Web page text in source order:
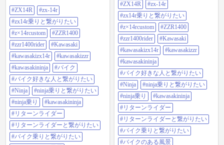
→清流の里かすお→Ｋ15 粕尾峠→
いろは坂→中禅寺湖→金精峠→芳
味亭→利根沼田望郷ライン→赤城
インター。 昨夜、芳味亭のからあ
げがどうしても食べたい！ 今市周
りで日光はめんどい…GoogleMapで
足尾のR122に抜けるグネグネ道、
粕尾峠。怪しそうだけど行ってみ
た。 案の定ヤバかった、上りのヘ
アピンで14Rを一速でハンドルで曲
げる(笑) バイクは倒して曲がる乗り
物です。 金精峠から先、残雪の菅
沼・丸沼はまだ10度前半で寒い。
利根沼田望郷ラインは、変わらず
の開放感。ココは、夕方が綺麗な
んですよね。384km。 #zx14r#zx-14r
#zx14r乗りと繋がりたい
#z×14rcustom #zzr1400 #zzr1400rider
#kawasaki #kawasakizx14r
#ZX14R
#zx-14r
#zx14r乗りと繋がりたい
#z×14rcustom
#ZZR1400
#zzr1400rider
#Kawasaki
#kawasakizx14r
#kawasakizzr
#kawasakininja
#バイク好きな人と繋がりたい
#Ninja
#ninja乗りと繋がりたい
#ninja乗り
#kawasakininja
#リターンライダー
#リターンライダーと繋がりたい
#バイク乗りと繋がりたい
#バイクのある風景
食べてみたかったのだが営業時間
前… 紀北町→南伊勢→志摩→パー
ルロード→伊勢志摩スカイライン
→伊勢湾フェリー→渥美半島 伊良
湖→豊橋→新東名高速帰路。 紀北
町から志摩までの海沿いR260は、
道が綺麗な高速ワインディングが
楽しいが、70キロくらいひたすら
続くので飽きる…というか疲れる
(笑) 【スカイライン】とは、伊勢志
摩スカイラインの為にあるような
名前だなと思わせるほどの絶景だ
った。 伊勢湾フェリーで100キロ稼
いで本日518km。 3日間計
1,419km。 #zx14r #zx-14r #zx14r乗り
と繋がりたい #z×14rcustom #zzr1400
#zzr1400rider #kawasaki
#kawasakizx14r #kawasakizzr
#ZX14R
#zx-14r
#zx14r乗りと繋がりたい
#z×14rcustom
#ZZR1400
#zzr1400rider
#Kawasaki
#kawasakizx14r
#kawasakizzr
#kawasakininja
#バイク
#バイク好きな人と繋がりたい
#Ninja
#ninja乗りと繋がりたい
#ninja乗り
#kawasakininja
#リターンライダー
#リターンライダーと繋がりたい
#バイク乗りと繋がりたい